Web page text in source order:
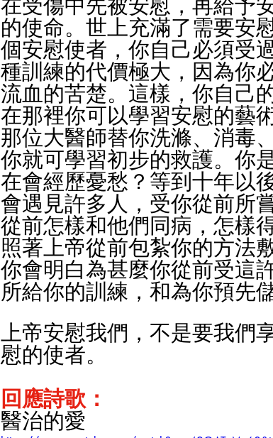
的使命。世上充滿了需要安
個安慰使者，你自己必須受
種訓練的代價極大，因為你
流血的苦楚。這樣，你自己
在那裡你可以學習安慰的藝
那位大醫師替你洗滌、消毒
你就可學習初步的救護。你
在會經歷憂愁？等到十年以
會遇見許多人，受你從前所
從前怎樣和他們同病，怎樣
照著上帝從前包紮你的方法
你會明白為甚麼你從前受這
所給你的訓練，和為你預先
上帝安慰我們，不是要我們
慰的使者。
回應詩歌 ：
醫治的愛